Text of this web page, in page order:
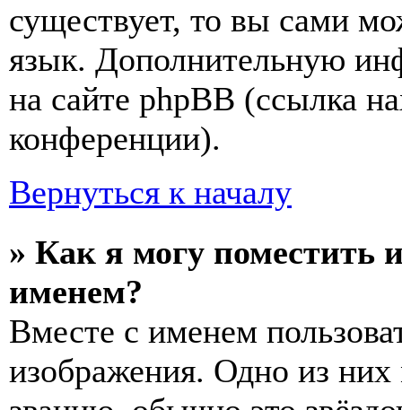
существует, то вы сами
язык. Дополнительную
на сайте phpBB (ссылка
конференции).
Вернуться к началу
» Как я могу поместить
именем?
Вместе с именем
изображения. Одно из